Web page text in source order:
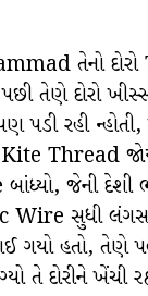
તેનો દોરો
પછી તેણે દોરો
પડી રહી
Thread
બાંધ્યો, જેની
સુધી
હતો, તેણે
તે દોરીને